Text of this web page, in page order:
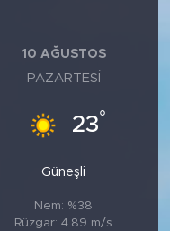
10 AĞUSTOS
PAZARTESI
23°
Güneşli
Nem: %38
Rüzgar: 4.89 m/s